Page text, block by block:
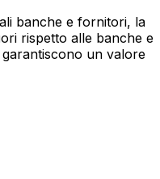
banche e fornitori, la
rispetto alle banche e
un valore